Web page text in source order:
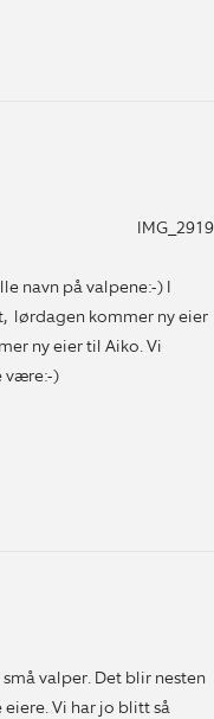
navn på valpene:-) I
lørdagen kommer ny eier
ny eier til Aiko. Vi
være:-)
valper. Det blir nesten
Vi har jo blitt så